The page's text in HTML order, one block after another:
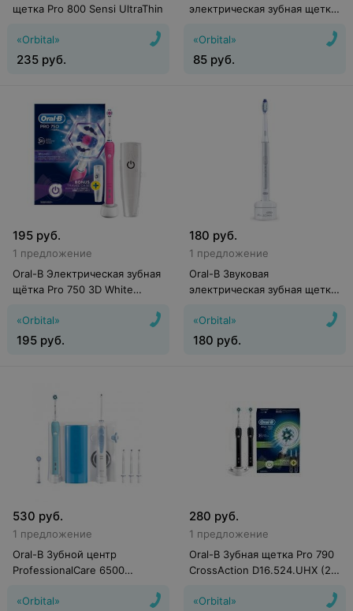
щетка Pro 800 Sensi UltraThin
«Orbital»
235 руб.
электрическая зубная щетка
(DB4.510.K)
«Orbital»
85 руб.
195 руб.
1 предложение
Oral-B Электрическая зубная
щётка Pro 750 3D White
«Orbital»
195 руб.
180 руб.
1 предложение
Oral-B Звуковая
электрическая зубная щетка
«Orbital»
180 руб.
530 руб.
1 предложение
Oral-B Зубной центр
ProfessionalCare 6500
«Orbital»
280 руб.
1 предложение
Oral-B Зубная щетка Pro 790
CrossAction D16.524.UHX (2
«Orbital»